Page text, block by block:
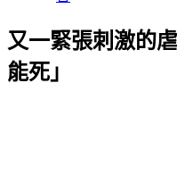
又一緊張刺激的
能死」